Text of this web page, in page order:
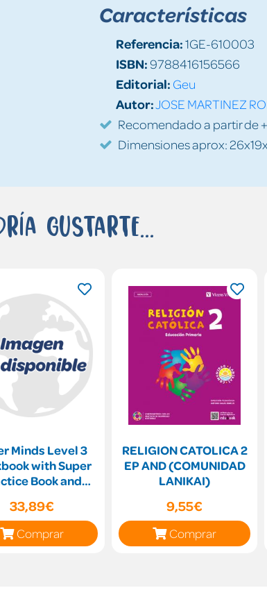
Características
Referencia:1GE-610003
ISBN:9788416156566
Editorial: Geu
Autor:JOSE MARTINEZ
Recomendado a partir de
Dimensiones aprox:
gustarte...
Minds Level 3
with Super
Book and
33,89€
Comprar
RELIGION CATOLICA 2
EP AND (COMUNIDAD
LANIKAI)
9,55€
Comprar